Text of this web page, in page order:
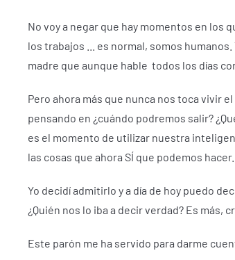
No voy a negar que hay momentos en los
los trabajos ... es normal, somos humanos.
madre que aunque hable todos los días
Pero ahora más que nunca nos toca vivir
pensando en ¿cuándo podremos salir?
es el momento de utilizar nuestra
las cosas que ahora SÍ que podemos hacer.
Yo decidí admitirlo y a día de hoy puedo
¿Quién nos lo iba a decir verdad? Es más,
Este parón me ha servido para darme